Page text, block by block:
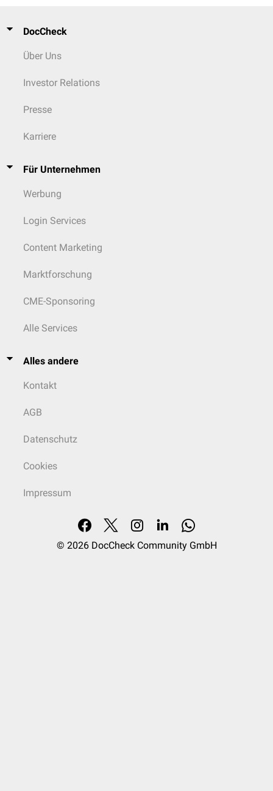
DocCheck
Über Uns
Investor Relations
Presse
Karriere
Für Unternehmen
Werbung
Login Services
Content Marketing
Marktforschung
CME-Sponsoring
Alle Services
Alles andere
Kontakt
AGB
Datenschutz
Cookies
Impressum
© 2026 DocCheck Community GmbH